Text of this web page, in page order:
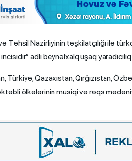
Təhsil Nazirliyinin təşkilatçılığı ilə
adlı beynəlxalq uşaq
Türkiyə, Qazaxıstan, Qırğızıstan,
ölkələrinin musiqi və rəqs